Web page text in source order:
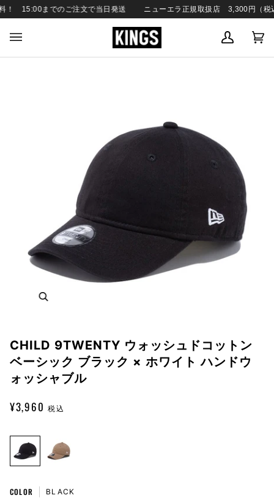
SKIP
TO
15:00までのご注文で当日発送 ニューエラ正規取扱店 3,300円（税
CHILD 9TWENTY ウォッシュドコットン
ベーシック ブラック × ホワイト ハンドウ
ォッシャブル
¥3,960 税込
COLOR BLACK